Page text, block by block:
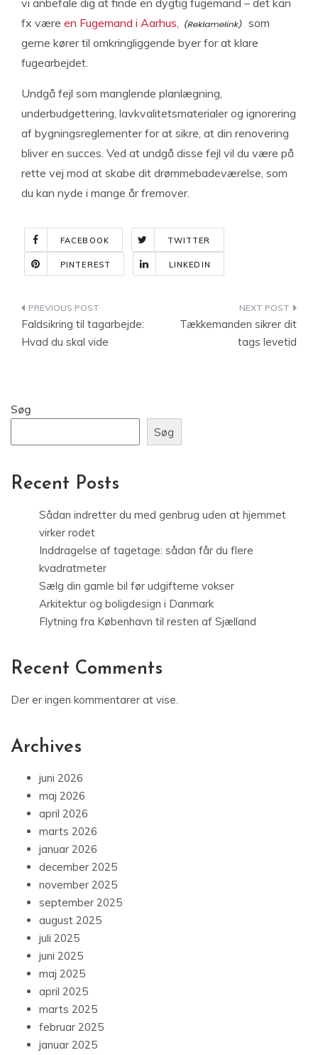
vi anbefale dig at finde en dygtig fugemand – det kan
fx være en Fugemand i Aarhus,
som
gerne kører til omkringliggende byer for at klare
fugearbejdet.
Undgå fejl som manglende planlægning,
underbudgettering, lavkvalitetsmaterialer og ignorering
af bygningsreglementer for at sikre, at din renovering
bliver en succes. Ved at undgå disse fejl vil du være på
rette vej mod at skabe dit drømmebadeværelse, som
du kan nyde i mange år fremover.
FACEBOOK TWITTER
PINTEREST LINKEDIN
Indlægsnavigation
Faldsikring til tagarbejde:
Hvad du skal vide
Tækkemanden sikrer dit
tags levetid
Søg
Søg
Recent Posts
Sådan indretter du med genbrug uden at hjemmet
virker rodet
Inddragelse af tagetage: sådan får du flere
kvadratmeter
Sælg din gamle bil før udgifterne vokser
Arkitektur og boligdesign i Danmark
Flytning fra København til resten af Sjælland
Recent Comments
Der er ingen kommentarer at vise.
Archives
juni 2026
maj 2026
april 2026
marts 2026
januar 2026
december 2025
november 2025
september 2025
august 2025
juli 2025
juni 2025
maj 2025
april 2025
marts 2025
februar 2025
januar 2025